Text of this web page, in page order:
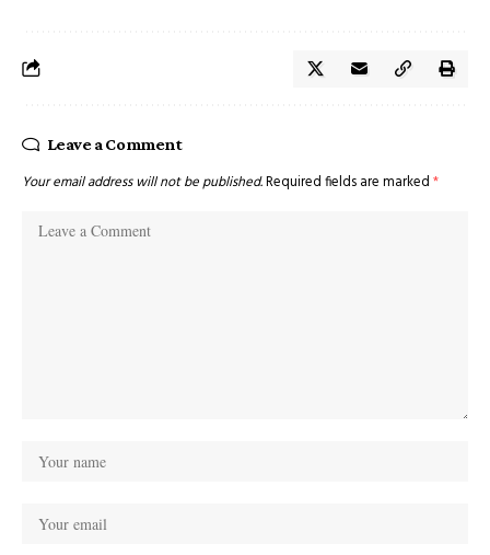
Leave a Comment
Your email address will not be published.Required fields are marked *